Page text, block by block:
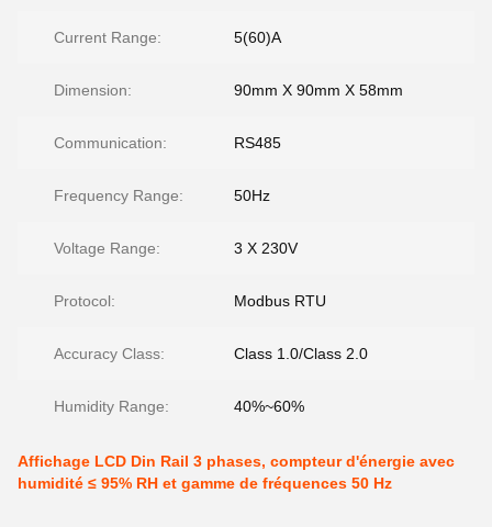
Current Range: 5(60)A
Dimension: 90mm X 90mm X 58mm
Communication: RS485
Frequency Range: 50Hz
Voltage Range: 3 X 230V
Protocol: Modbus RTU
Accuracy Class: Class 1.0/Class 2.0
Humidity Range: 40%~60%
Affichage LCD Din Rail 3 phases, compteur d'énergie avec
humidité ≤ 95% RH et gamme de fréquences 50 Hz